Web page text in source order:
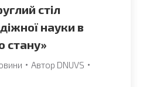
стіл
науки в
стану»
Автор DNUVS